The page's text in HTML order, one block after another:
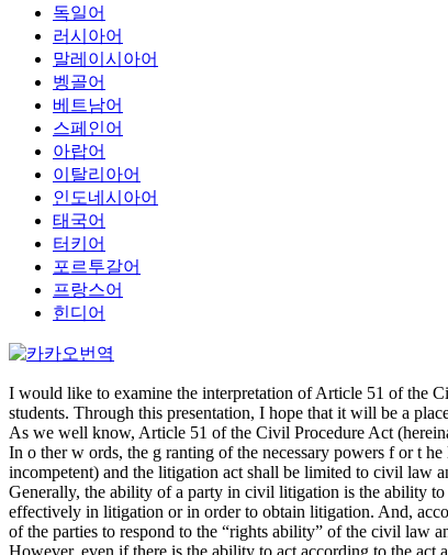
독일어
러시아어
말레이시아어
벵골어
베트남어
스페인어
아랍어
이탈리아어
인도네시아어
태국어
터키어
포르투갈어
프랑스어
힌디어
I would like to examine the interpretation of Article 51 of the
students. Through this presentation, I hope that it will be a
As we well know, Article 51 of the Civil Procedure Act
In o ther w ords, the g ranting of the necessary powers f or t
incompetent) and the litigation act shall be limited to civil law
Generally, the ability of a party in civil litigation is the ability
effectively in litigation or in order to obtain litigation. And,
of the parties to respond to the “rights ability” of the civil law
However, even if there is the ability to act according to the